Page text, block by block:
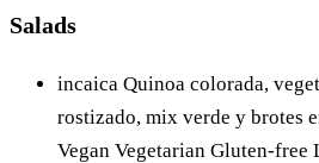
Salads
incaica Quinoa colorada,
rostizado, mix verde y brotes
Vegan Vegetarian Gluten-free